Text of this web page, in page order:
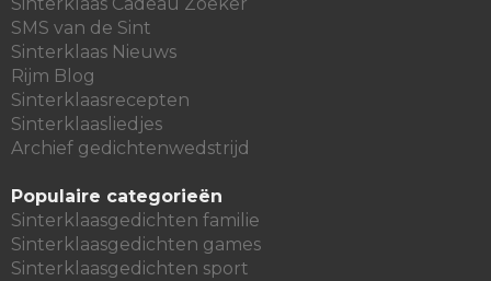
Sinterklaas Cadeau Zoeker
SMS van de Sint
Sinterklaas Nieuws
Rijm Blog
Sinterklaasrecepten
Sinterklaasliedjes
Archief gedichtenwedstrijd
Populaire categorieën
Sinterklaasgedichten familie
Sinterklaasgedichten games
Sinterklaasgedichten sport